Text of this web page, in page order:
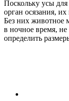
Поскольку усы
орган осязания,
Без них животное
в ночное время,
определить